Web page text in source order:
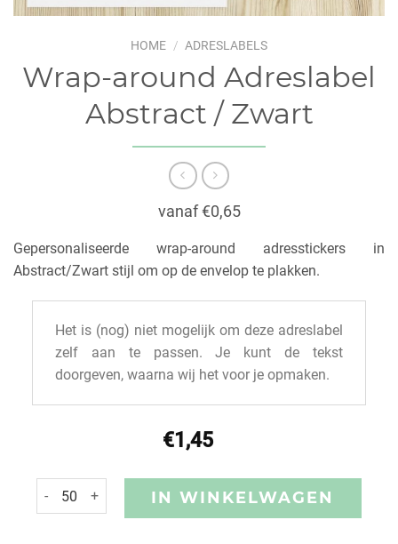
HOME / ADRESLABELS
Wrap-around Adreslabel
Abstract / Zwart
vanaf €0,65
Gepersonaliseerde wrap-around adresstickers in
Abstract/Zwart stijl om op de envelop te plakken.
Het is (nog) niet mogelijk om deze adreslabel
zelf aan te passen. Je kunt de tekst
doorgeven, waarna wij het voor je opmaken.
€1,45
IN WINKELWAGEN